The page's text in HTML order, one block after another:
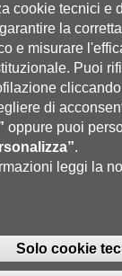
| C.F. 80002070524 |
cookie tecnici e
la
e misurare
Puoi
di
oppure puoi
.
leggi la
Solo cookie